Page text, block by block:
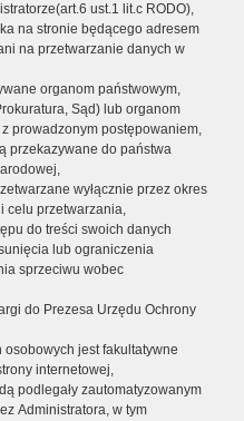
ust.1 lit.c RODO),
na stronie będącego adresem
na przetwarzanie danych w
organom państwowym,
Sąd) lub organom
prowadzonym postępowaniem,
przekazywane do państwa
wyłącznie przez okres
celu przetwarzania,
do treści swoich danych
lub ograniczenia
sprzeciwu wobec
do Prezesa Urzędu Ochrony
jest fakultatywne
internetowej,
podlegały zautomatyzowanym
Administratora, w tym